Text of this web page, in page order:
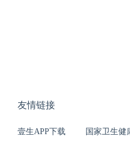
友情链接
壹生APP下载 国家卫生健